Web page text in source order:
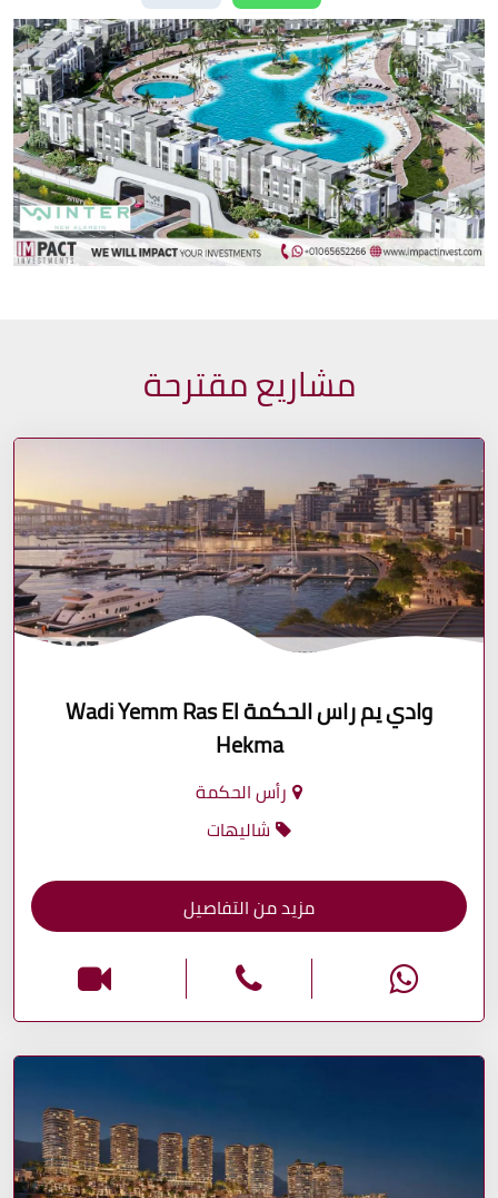
مشاريع مقترحة
وادي يم راس الحكمة Wadi Yemm Ras El
Hekma
رأس الحكمة
شاليهات
مزيد من التفاصيل